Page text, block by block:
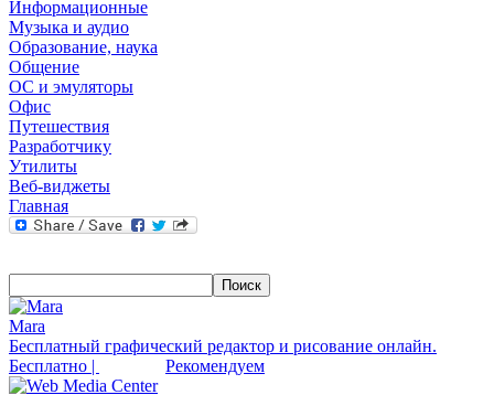
Информационные
Музыка и аудио
Образование, наука
Общение
ОС и эмуляторы
Офис
Путешествия
Разработчику
Утилиты
Веб-виджеты
Главная
Mara
Бесплатный графический редактор и рисование онлайн.
Бесплатно |
Рекомендуем